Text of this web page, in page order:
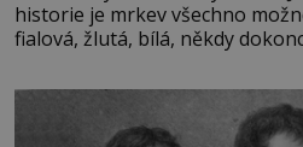
historie je mrkev všechno
fialová, žlutá, bílá, někdy
bez které si českou zahradu